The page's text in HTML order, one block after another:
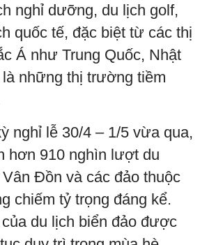
nghỉ dưỡng, du lịch golf,
quốc tế, đặc biệt từ các thị
Á như Trung Quốc, Nhật
những thị trường tiềm
nghỉ lễ 30/4 – 1/5 vừa qua,
hơn 910 nghìn lượt du
Đồn và các đảo thuộc
chiếm tỷ trọng đáng kể.
du lịch biển đảo được